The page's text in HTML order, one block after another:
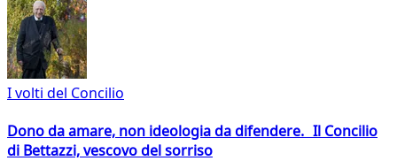
I volti del Concilio
Dono da amare, non ideologia da difendere. Il Concilio
di Bettazzi, vescovo del sorriso